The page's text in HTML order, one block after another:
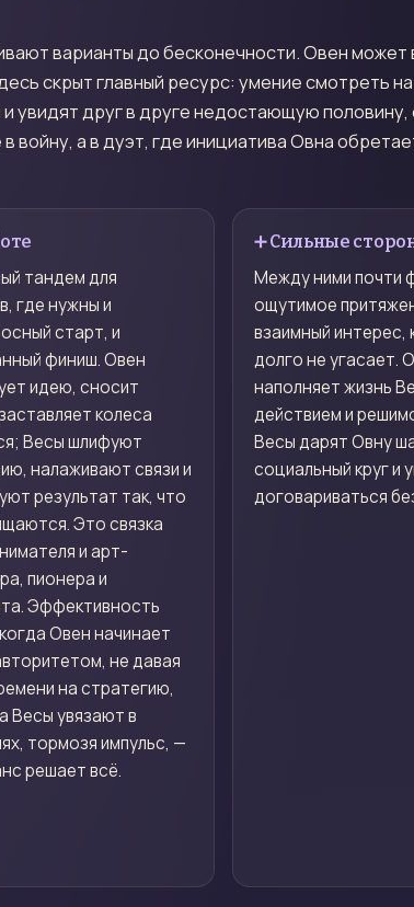
варианты до бесконечности. Овен может
скрыт главный ресурс: умение смотреть
увидят друг в друге недостающую
а в дуэт, где инициатива Овна
тандем для
где нужны и
старт, и
финиш. Овен
идею, сносит
колеса
Весы шлифуют
налаживают связи и
результат так, что
Это связка
и арт-
пионера и
Эффективность
Овен начинает
не давая
на стратегию,
Весы увязают в
тормозя импульс, —
решает всё.
➕ Сильные
Между ними почти
ощутимое
взаимный интерес,
долго не угасает.
наполняет жизнь
действием и
Весы дарят Овну
социальный круг и
договариваться